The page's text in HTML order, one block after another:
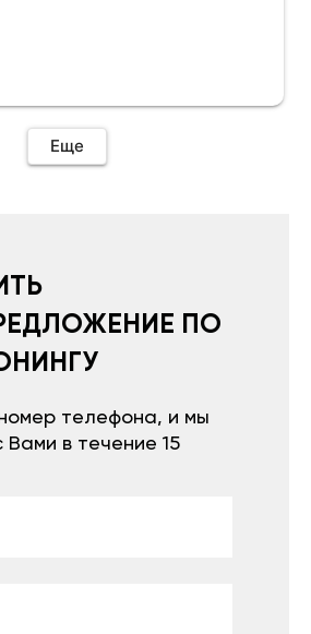
Еще
ПО
телефона, и мы
Вами в течение 15